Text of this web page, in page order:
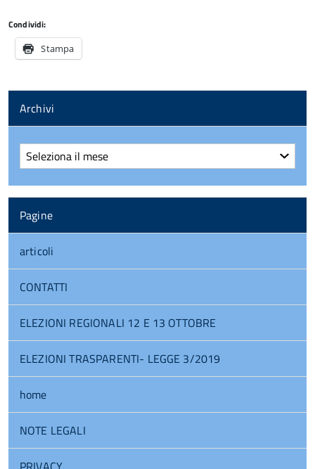
Condividi:
Stampa
Archivi
Archivi
Pagine
articoli
CONTATTI
ELEZIONI REGIONALI 12 E 13 OTTOBRE
ELEZIONI TRASPARENTI- LEGGE 3/2019
home
NOTE LEGALI